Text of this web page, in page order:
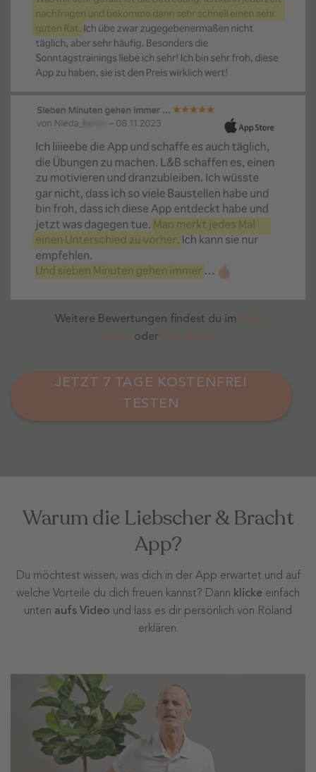
Weitere Bewertungen findest du im
oder
JETZT 7 TAGE KOSTENFREI
TESTEN
Warum die Liebscher & Bracht
App?
Du möchtest wissen, was dich in der App erwartet und auf
welche Vorteile du dich freuen kannst? Dann klicke einfach
unten aufs Video und lass es dir persönlich von Roland
erklären.